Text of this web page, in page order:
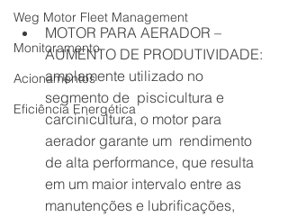
Weg Motor Fleet Management
Monitoramento
Acionamentos
Eficiência Energética
MOTOR PARA AERADOR –
AUMENTO DE PRODUTIVIDADE:
amplamente utilizado no
segmento de  piscicultura e
carcinicultura, o motor para
aerador garante um  rendimento
de alta performance, que resulta
em um maior intervalo entre as
manutenções e lubrificações,